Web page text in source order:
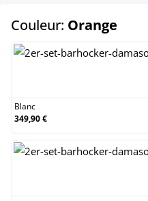
Couleur: Orange
Blanc
349,90 €